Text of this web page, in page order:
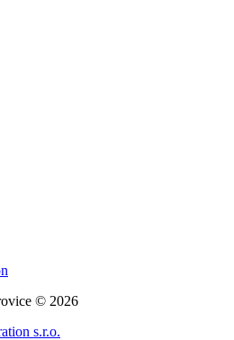
© 2026
s.r.o.